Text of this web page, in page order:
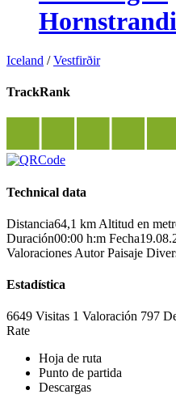
Iceland /Vestfirðir
TrackRank
Technical data
Distancia64,1 km Altitud en
Duración00:00 h:m Fecha
Valoraciones Autor Paisaje
Estadística
6649 Visitas 1 Valoración 797
Rate
Hoja de ruta
Punto de partida
Descargas